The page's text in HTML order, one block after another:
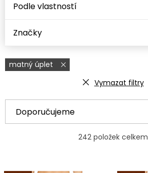
Podle vlastností
Značky
matný úplet
Vymazat filtry
ý
a
Doporučujeme
242 položek celkem